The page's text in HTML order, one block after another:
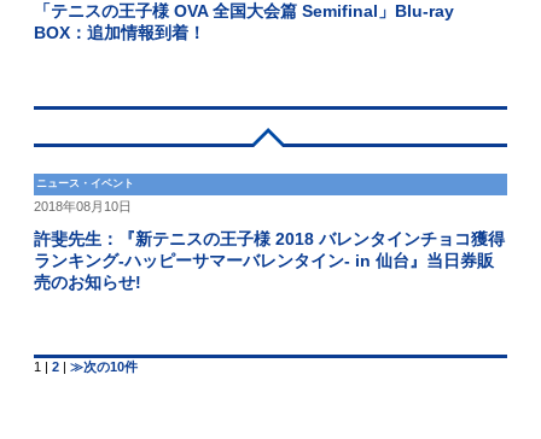
「テニスの王子様 OVA 全国大会篇 Semifinal」Blu-ray
BOX：追加情報到着！
ニュース・イベント
2018年08月10日
許斐先生：『新テニスの王子様 2018 バレンタインチョコ獲得
ランキング-ハッピーサマーバレンタイン- in 仙台』当日券販
売のお知らせ!
1 2 ≫次の10件